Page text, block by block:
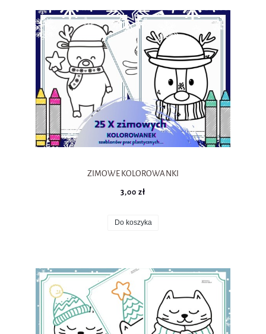
ZIMOWE KOLOROWANKI
3,00 zł
Do koszyka